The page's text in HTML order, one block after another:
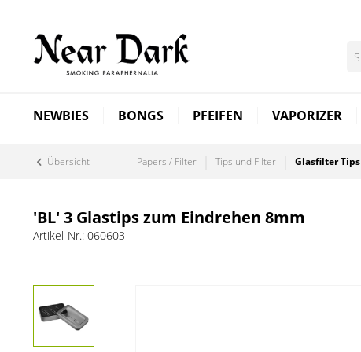
NEWBIES BONGS PFEIFEN VAPORIZER
Übersicht Papers / Filter Tips und Filter Glasfilter Tips
'BL' 3 Glastips zum Eindrehen 8mm
Artikel-Nr.: 060603